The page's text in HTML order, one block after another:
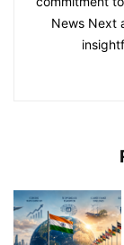
News Next